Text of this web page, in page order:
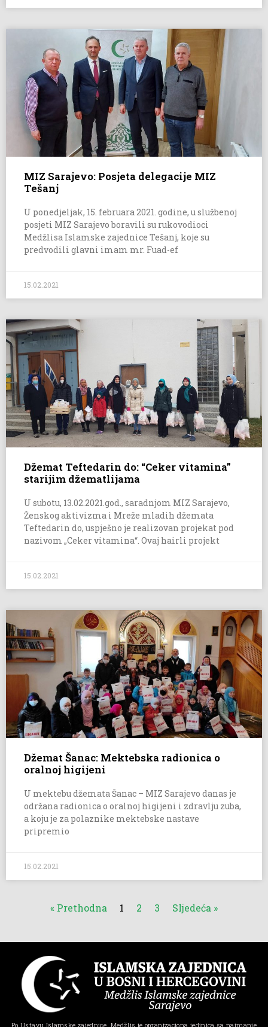
MIZ Sarajevo: Posjeta delegacije MIZ
Tešanj
U ponedjeljak, 15. februara 2021. godine, u službenoj
posjeti MIZ Sarajevo boravili su rukovodioci
Medžlisa Islamske zajednice Tešanj, koje su
predvodili glavni imam mr. Fuad-ef
15.02.2021
Džemat Teftedarin do: “Ceker vitamina”
starijim džematlijama
U subotu, 13.02.2021.god., saradnjom MIZ Sarajevo,
Ženskog aktivizma i Mreže mladih džemata
Teftedarin do, uspješno je realizovan projekat pod
nazivom „Ceker vitamina“. Ovaj hairli projekt
15.02.2021
Džemat Šanac: Mektebska radionica o
oralnoj higijeni
U mektebu džemata Šanac – MIZ Sarajevo danas je
održana radionica o oralnoj higijeni i zdravlju zuba,
a koju je za polaznike mektebske nastave
pripremio
15.02.2021
« Prethodna 1 2 3 Sljedeća »
Po Ustavu Islamske zajednice, Medžlis je organizaciona jedinica sa najmanje